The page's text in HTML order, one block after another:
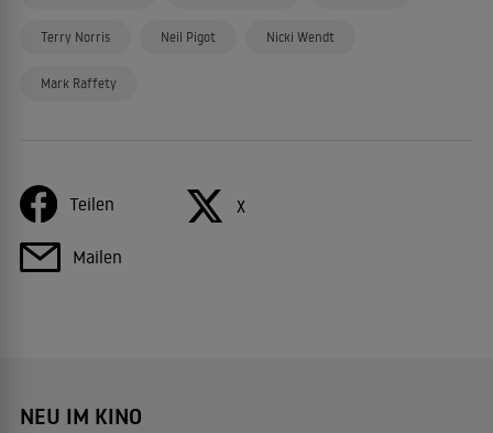
Terry Norris Neil Pigot Nicki Wendt
Mark Raffety
Teilen X
Mailen
NEU IM KINO